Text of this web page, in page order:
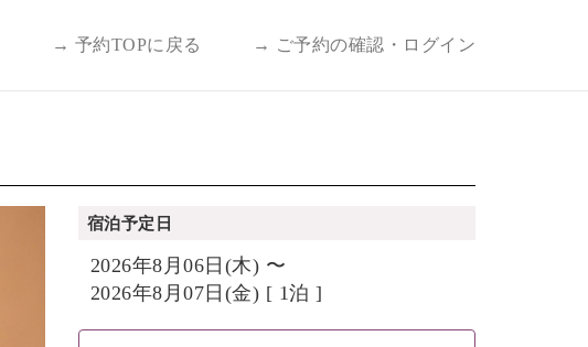
→ 予約TOPに戻る → ご予約の確認・ログイン
宿泊予定日
2026年8月06日(木) 〜
2026年8月07日(金) [ 1泊 ]